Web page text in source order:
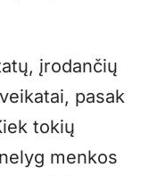
įrodančių
pasak
tokių
menkos